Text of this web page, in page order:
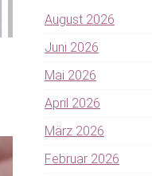
August 2026
Juni 2026
Mai 2026
April 2026
März 2026
Februar 2026